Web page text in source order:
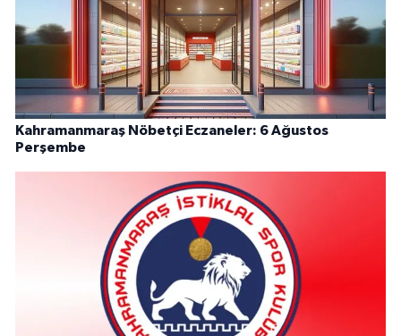
Kahramanmaraş Nöbetçi Eczaneler: 6 Ağustos
Perşembe